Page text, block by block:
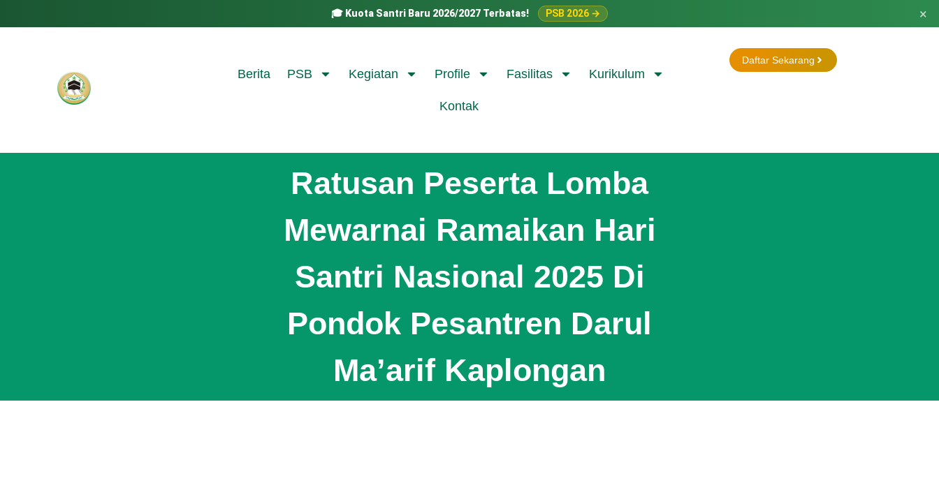
🎓 Kuota Santri Baru 2026/2027 Terbatas! PSB 2026 → ×
Berita PSB Kegiatan Profile Fasilitas Kurikulum
Kontak
Daftar Sekarang
Ratusan Peserta Lomba
Mewarnai Ramaikan Hari
Santri Nasional 2025 Di
Pondok Pesantren Darul
Ma’arif Kaplongan